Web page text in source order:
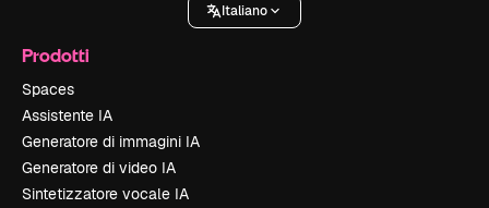
Italiano
Prodotti
Spaces
Assistente IA
Generatore di immagini IA
Generatore di video IA
Sintetizzatore vocale IA